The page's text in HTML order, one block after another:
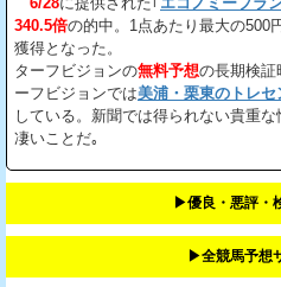
340.5倍の的中。1点あたり最大の500
獲得となった。
ターフビジョンの無料予想の長期検証
ーフビジョンでは美浦・栗東のトレセ
している。新聞では得られない貴重
凄いことだ｡
▶︎優良・悪評・
▶︎全競馬予想